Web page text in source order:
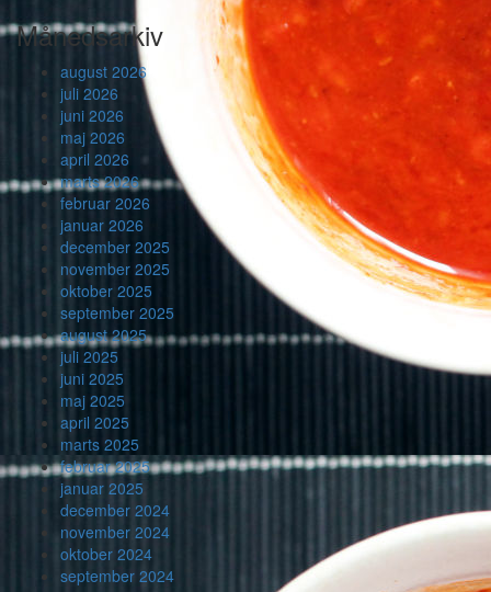
Månedsarkiv
august 2026
juli 2026
juni 2026
maj 2026
april 2026
marts 2026
februar 2026
januar 2026
december 2025
november 2025
oktober 2025
september 2025
august 2025
juli 2025
juni 2025
maj 2025
april 2025
marts 2025
februar 2025
januar 2025
december 2024
november 2024
oktober 2024
september 2024